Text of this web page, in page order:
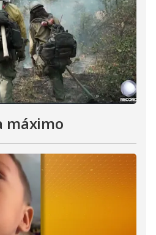
máximo